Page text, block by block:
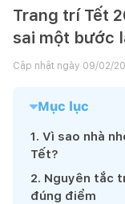
Trang trí Tết
sai một bước
Cập nhật ngày 09/02/
Mục lục
1. Vì sao nhà
Tết?
2. Nguyên tắc
đúng điểm